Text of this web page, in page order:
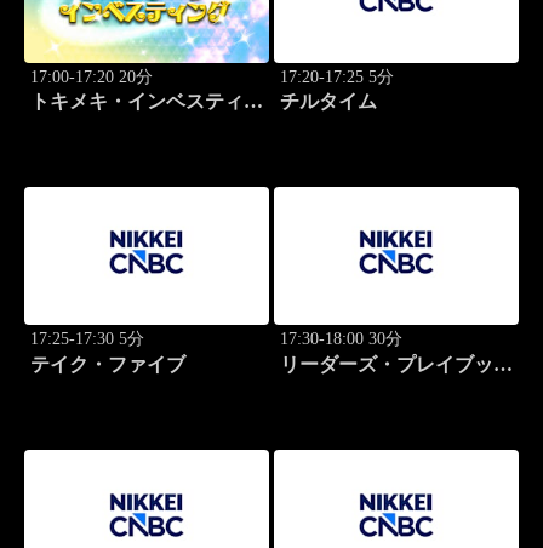
17:00-17:20 20分
トキメキ・インベスティン
17:20-17:25 5分
チルタイム
17:25-17:30 5分
テイク・ファイブ
17:30-18:00 30分
リーダーズ・プレイブック